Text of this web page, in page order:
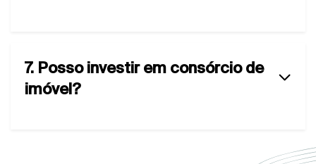
7. Posso investir em consórcio de
imóvel?